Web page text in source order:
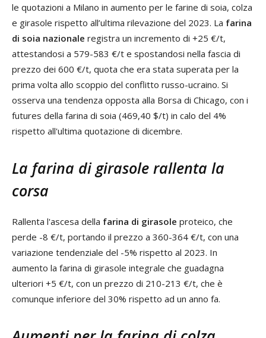
le quotazioni a Milano in aumento per le farine di soia, colza
e girasole rispetto all’ultima rilevazione del 2023. La farina
di soia nazionale registra un incremento di +25 €/t,
attestandosi a 579-583 €/t e spostandosi nella fascia di
prezzo dei 600 €/t, quota che era stata superata per la
prima volta allo scoppio del conflitto russo-ucraino. Si
osserva una tendenza opposta alla Borsa di Chicago, con i
futures della farina di soia (469,40 $/t) in calo del 4%
rispetto all'ultima quotazione di dicembre.
La farina di girasole rallenta la
corsa
Rallenta l'ascesa della farina di girasole proteico, che
perde -8 €/t, portando il prezzo a 360-364 €/t, con una
variazione tendenziale del -5% rispetto al 2023. In
aumento la farina di girasole integrale che guadagna
ulteriori +5 €/t, con un prezzo di 210-213 €/t, che è
comunque inferiore del 30% rispetto ad un anno fa.